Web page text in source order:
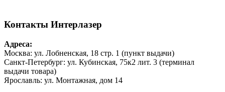
Контакты Интерлазер
Адреса:
Москва: ул. Лобненская, 18 стр. 1 (пункт выдачи)
Санкт-Петербург: ул. Кубинская, 75к2 лит. 3 (терминал
выдачи товара)
Ярославль: ул. Монтажная, дом 14